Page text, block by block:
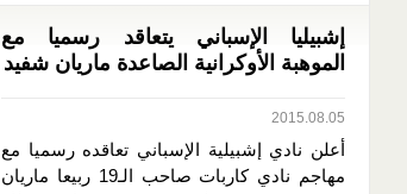
إشبيليا الإسباني يتعاقد رسميا مع
الموهبة الأوكرانية الصاعدة ماريان شفيد
2015.08.05
أعلن نادي إشبيلية الإسباني تعاقده رسميا مع
مهاجم نادي كاربات صاحب الـ19 ربيعا ماريان